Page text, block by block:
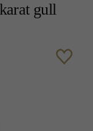
gull